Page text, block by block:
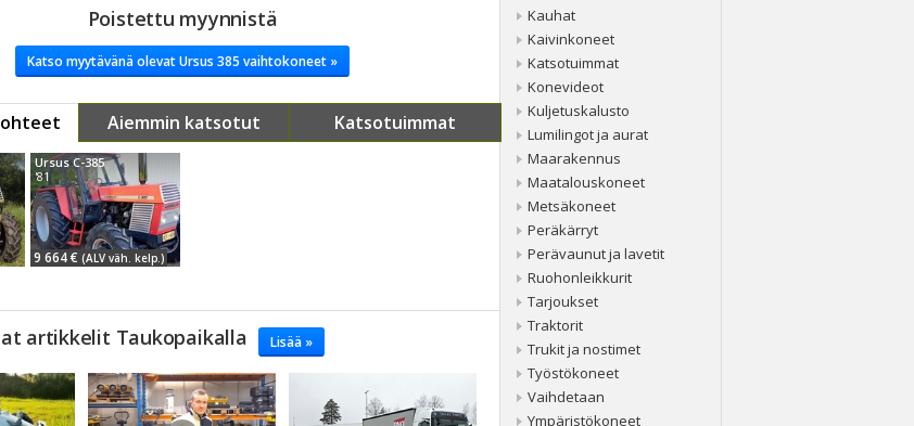
Poistettu myynnistä
Katso myytävänä olevat Ursus 385 vaihtokoneet »
Aiemmin katsotut Katsotuimmat
Ursus C-385
'81
9 664 € (ALV väh. kelp.)
artikkelit Taukopaikalla Lisää »
Kauhat
Kaivinkoneet
Katsotuimmat
Konevideot
Kuljetuskalusto
Lumilingot ja aurat
Maarakennus
Maatalouskoneet
Metsäkoneet
Peräkärryt
Perävaunut ja lavetit
Ruohonleikkurit
Tarjoukset
Traktorit
Trukit ja nostimet
Työstökoneet
Vaihdetaan
Ympäristökoneet